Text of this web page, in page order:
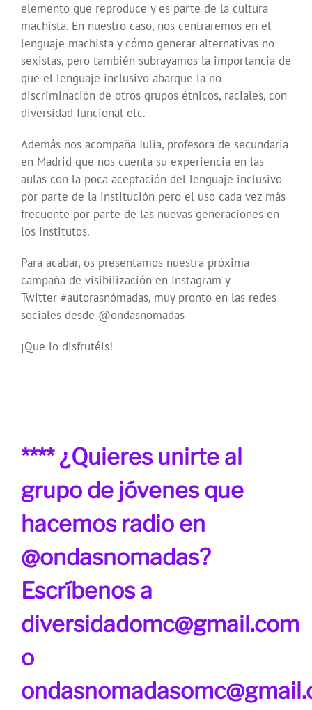
elemento que reproduce y es parte de la cultura
machista. En nuestro caso, nos centraremos en el
lenguaje machista y cómo generar alternativas no
sexistas, pero también subrayamos la importancia de
que el lenguaje inclusivo abarque la no
discriminación de otros grupos étnicos, raciales, con
diversidad funcional etc.
Además nos acompaña Julia, profesora de secundaria
en Madrid que nos cuenta su experiencia en las
aulas con la poca aceptación del lenguaje inclusivo
por parte de la institución pero el uso cada vez más
frecuente por parte de las nuevas generaciones en
los institutos.
Para acabar, os presentamos nuestra próxima
campaña de visibilización en Instagram y
Twitter #autorasnómadas, muy pronto en las redes
sociales desde @ondasnomadas
¡Que lo disfrutéis!
**** ¿Quieres unirte al
grupo de jóvenes que
hacemos radio en
@ondasnomadas?
Escríbenos a
diversidadomc@gmail.com
o